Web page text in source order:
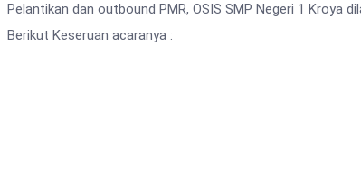
Pelantikan dan outbound PMR, OSIS SMP Negeri 1 Kroya
Berikut Keseruan acaranya :